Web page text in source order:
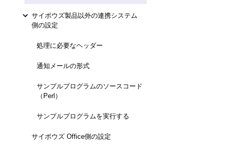
サイボウズ製品以外の連携システム
側の設定
処理に必要なヘッダー
通知メールの形式
サンプルプログラムのソースコード
（Perl）
サンプルプログラムを実行する
サイボウズ Office側の設定